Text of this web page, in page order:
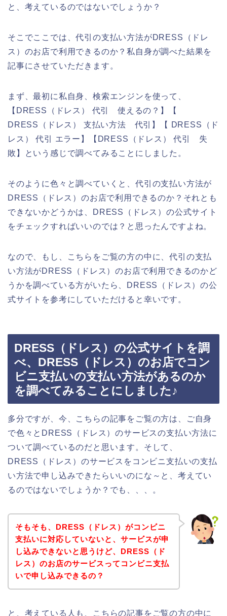
と、考えているのではないでしょうか？
そこでここでは、代引の支払い方法がDRESS（ドレ
ス）のお店で利用できるのか？私自身が調べた結果を
記事にさせていただきます。
まず、最初に私自身、検索エンジンを使って、
【DRESS（ドレス） 代引 使えるの？】【
DRESS（ドレス） 支払い方法 代引】【 DRESS（ド
レス） 代引 エラー】【DRESS（ドレス） 代引 失
敗】という感じで調べてみることにしました。
そのように色々と調べていくと、代引の支払い方法が
DRESS（ドレス）のお店で利用できるのか？それとも
できないかどうかは、DRESS（ドレス）の公式サイト
をチェックすればいいのでは？と思ったんですよね。
なので、もし、こちらをご覧の方の中に、代引の支払
い方法がDRESS（ドレス）のお店で利用できるのかど
うかを調べている方がいたら、DRESS（ドレス）の公
式サイトを参考にしていただけると幸いです。
DRESS（ドレス）の公式サイトを調
べ、DRESS（ドレス）のお店でコン
ビニ支払いの支払い方法があるのか
を調べてみることにしました♪
多分ですが、今、こちらの記事をご覧の方は、ご自身
で色々とDRESS（ドレス）のサービスの支払い方法に
ついて調べているのだと思います。そして、
DRESS（ドレス）のサービスをコンビニ支払いの支払
い方法で申し込みできたらいいのにな～と、考えてい
るのではないでしょうか？でも、、、。
そもそも、DRESS（ドレス）がコンビニ
支払いに対応していないと、サービスが申
し込みできないと思うけど、DRESS（ド
レス）のお店のサービスってコンビニ支払
いで申し込みできるの？
と、考えている人も、こちらの記事をご覧の方の中に